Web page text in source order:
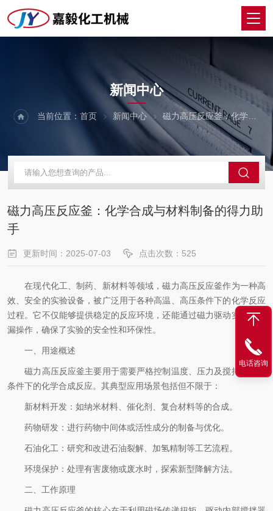
NEWS
新闻中心
当前位置：首页 新闻中心 磁力高压反应釜：化学合成与材料制备的得力助手
磁力高压反应釜：化学合成与材料制备的得力助
手
更新时间：2025-07-03 点击次数：525
在现代化工、制药、新材料等领域，磁力高压反应釜作为一种高
效、安全的实验设备，被广泛用于各种高温、高压条件下的化学反应
过程。它不仅能够提供稳定的反应环境，还能通过磁力驱动实现无泄
漏操作，确保了实验的安全性和环保性。
一、用途概述
磁力高压反应釜主要用于需要严格控制温度、压力及搅拌速度等
条件下的化学合成反应。其典型应用场景包括但不限于：
新材料开发：如纳米材料、催化剂、复合材料等的合成。
药物研发：进行药物中间体或活性成分的制备与优化。
石油化工：研究和改进石油裂解、加氢精制等工艺流程。
环境保护：处理有害废物或废水时，探索新型降解方法。
二、工作原理
电话咨询